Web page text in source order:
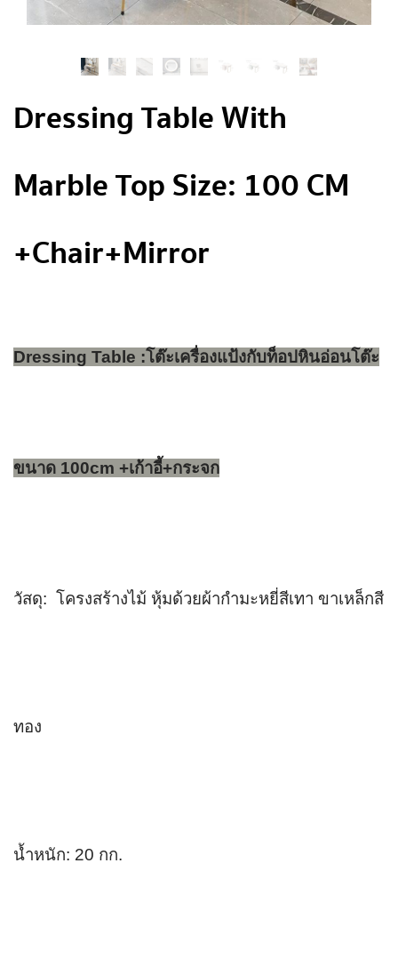
Dressing Table With
Marble Top Size: 100 CM
+Chair+Mirror
Dressing Table :โต๊ะเครื่องแป้งกับท็อปหินอ่อนโต๊ะ
ขนาด 100cm +เก้าอี้+กระจก
วัสดุ: โครงสร้างไม้ หุ้มด้วยผ้ากำมะหยี่สีเทา ขาเหล็กสี
ทอง
น้ำหนัก: 20 กก.